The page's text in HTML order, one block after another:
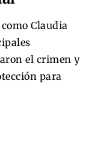
Claudia
el crimen y
para